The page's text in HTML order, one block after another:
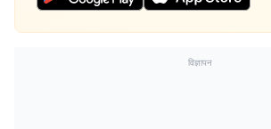
विज्ञापन